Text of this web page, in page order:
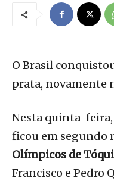
O Brasil
prata, novamente
Nesta quinta-
ficou em segundo
Olímpicos de
Francisco e Pedro